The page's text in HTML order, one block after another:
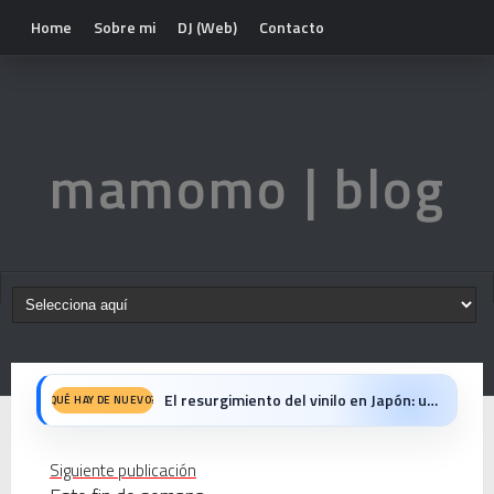
Home Sobre mi DJ (Web) Contacto
mamomo | blog
QUÉ HAY DE NUEVO? El resurgimiento del vinilo en Japón: un Regreso a los surcos y a la textura analógica
Siguiente publicación